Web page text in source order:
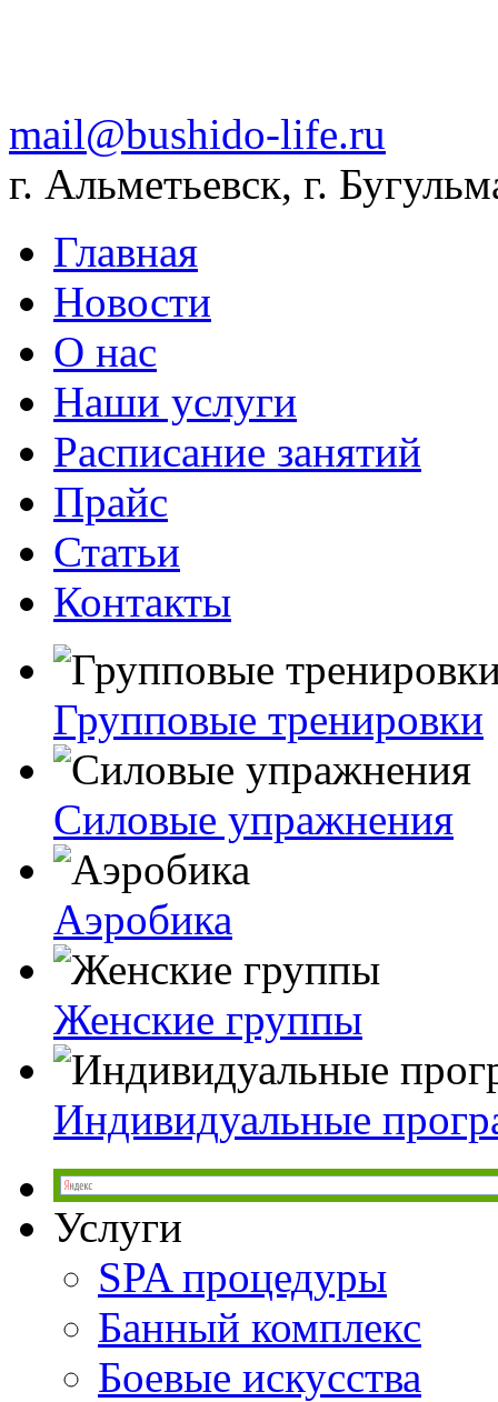
mail@bushido-life.ru
г. Альметьевск, г.
Главная
Новости
О нас
Наши услуги
Расписание занятий
Прайс
Статьи
Контакты
Групповые тренировки
Силовые упражнения
Аэробика
Женские группы
Индивидуальные
Услуги
SPA процедуры
Банный комплекс
Боевые искусства